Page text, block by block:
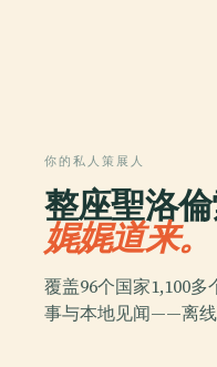
你的私人策展人
整座聖洛倫
娓娓道来。
覆盖96个国家1,100
事与本地见闻——离线